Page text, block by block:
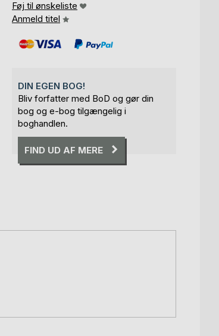
Føj til ønskeliste
Anmeld titel
DIN EGEN BOG!
Bliv forfatter med BoD og gør din
bog og e-bog tilgængelig i
boghandlen.
FIND UD AF MERE